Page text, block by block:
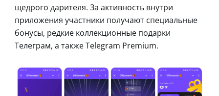
щедрого дарителя. За активность внутри
приложения участники получают специальные
бонусы, редкие коллекционные подарки
Телеграм, а также Telegram Premium.